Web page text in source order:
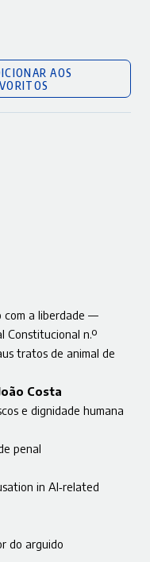
AOS
com a liberdade —
Constitucional n.º
tratos de animal de
Costa
e dignidade humana
penal
in AI‑related
do arguido